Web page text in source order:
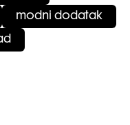
modni dodatak